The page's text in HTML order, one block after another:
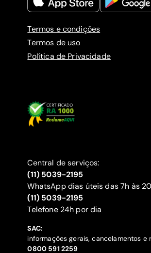
Termos e condições
Termos de uso
Política de Privacidade
Central de serviços:
(11) 5039-2195
WhatsApp dias úteis das 7h às
(11) 5039-2195
‍Telefone 24h por dia
SAC:
informações gerais, cancelamentos e
‍0800 591 2259